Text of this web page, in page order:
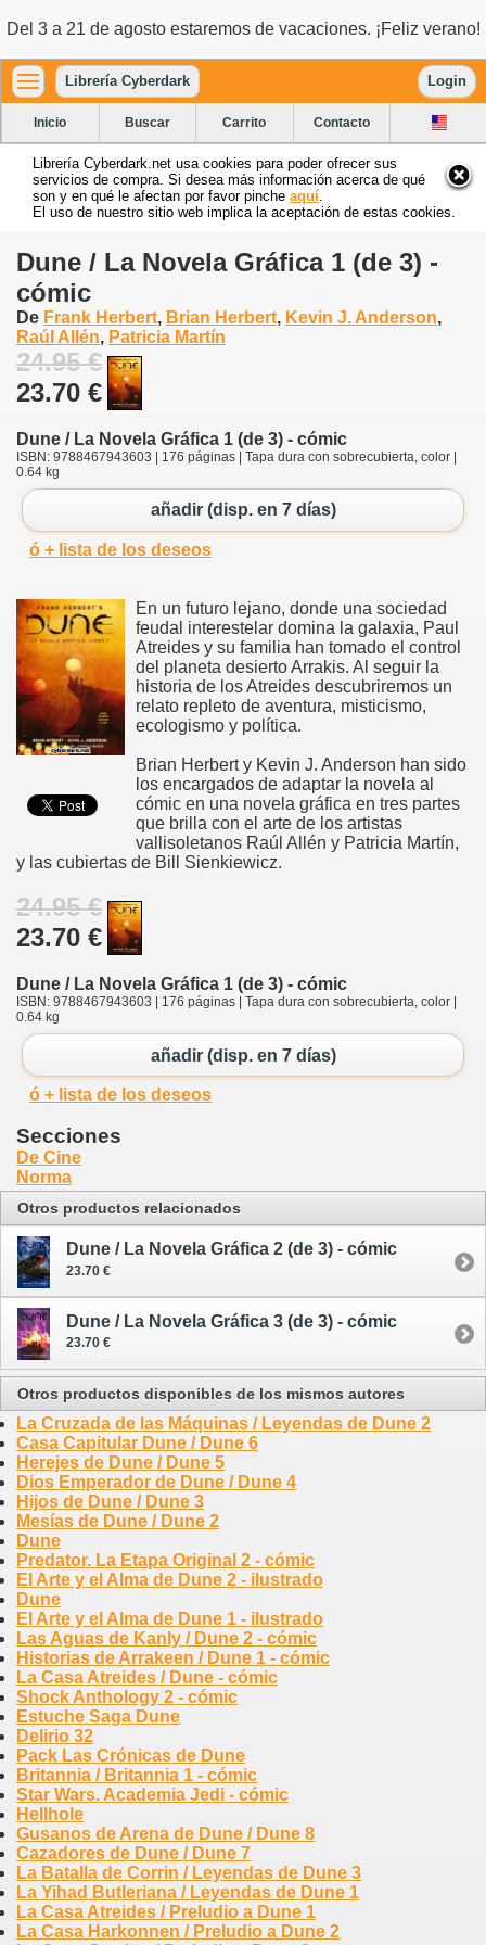
Del 3 a 21 de agosto estaremos de vacaciones. ¡Feliz verano!
Librería Cyberdark Login
Inicio Buscar Carrito Contacto
Librería Cyberdark.net usa cookies para poder ofrecer sus
servicios de compra. Si desea más información acerca de qué
son y en qué le afectan por favor pinche aquí
El uso de nuestro sitio web implica la aceptación de estas cookies.
Dune / La Novela Gráfica 1 (de 3) -
cómic
De Frank Herbert, Brian Herbert, Kevin J. Anderson,
Raúl Allén, Patricia Martín
24.95 €
23.70 €
Dune / La Novela Gráfica 1 (de 3) - cómic
ISBN: 9788467943603 | 176 páginas | Tapa dura con sobrecubierta, color |
0.64 kg
añadir (disp. en 7 días)
ó + lista de los deseos
En un futuro lejano, donde una sociedad
feudal interestelar domina la galaxia, Paul
Atreides y su familia han tomado el control
del planeta desierto Arrakis. Al seguir la
historia de los Atreides descubriremos un
relato repleto de aventura, misticismo,
ecologismo y política.
Brian Herbert y Kevin J. Anderson han sido
los encargados de adaptar la novela al
cómic en una novela gráfica en tres partes
que brilla con el arte de los artistas
vallisoletanos Raúl Allén y Patricia Martín,
y las cubiertas de Bill Sienkiewicz.
24.95 €
23.70 €
Dune / La Novela Gráfica 1 (de 3) - cómic
ISBN: 9788467943603 | 176 páginas | Tapa dura con sobrecubierta, color |
0.64 kg
añadir (disp. en 7 días)
ó + lista de los deseos
Secciones
De Cine
Norma
Otros productos relacionados
Dune / La Novela Gráfica 2 (de 3) - cómic
23.70 €
Dune / La Novela Gráfica 3 (de 3) - cómic
23.70 €
Otros productos disponibles de los mismos autores
La Cruzada de las Máquinas / Leyendas de Dune 2
Casa Capitular Dune / Dune 6
Herejes de Dune / Dune 5
Dios Emperador de Dune / Dune 4
Hijos de Dune / Dune 3
Mesías de Dune / Dune 2
Dune
Predator. La Etapa Original 2 - cómic
El Arte y el Alma de Dune 2 - ilustrado
Dune
El Arte y el Alma de Dune 1 - ilustrado
Las Aguas de Kanly / Dune 2 - cómic
Historias de Arrakeen / Dune 1 - cómic
La Casa Atreides / Dune - cómic
Shock Anthology 2 - cómic
Estuche Saga Dune
Delirio 32
Pack Las Crónicas de Dune
Britannia / Britannia 1 - cómic
Star Wars. Academia Jedi - cómic
Hellhole
Gusanos de Arena de Dune / Dune 8
Cazadores de Dune / Dune 7
La Batalla de Corrin / Leyendas de Dune 3
La Yihad Butleriana / Leyendas de Dune 1
La Casa Atreides / Preludio a Dune 1
La Casa Harkonnen / Preludio a Dune 2